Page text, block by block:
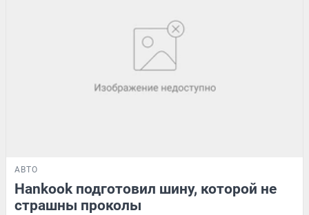
АВТО
Нankook подготовил шину, которой не
страшны проколы